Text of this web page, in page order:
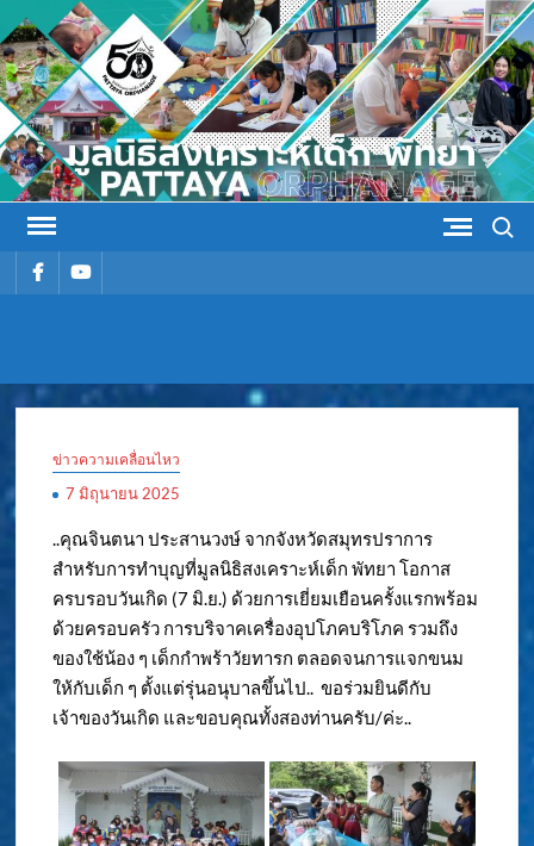
Skip
to
content
รายการรายการ
สงเคราะห์
ข่าวความเคลื่อนไหว
7 มิถุนายน 2025
..คุณจินตนา ประสานวงษ์ จากจังหวัดสมุทรปราการ
สำหรับการทำบุญที่มูลนิธิสงเคราะห์เด็ก พัทยา โอกาส
ครบรอบวันเกิด (7 มิ.ย.) ด้วยการเยี่ยมเยือนครั้งแรกพร้อม
ด้วยครอบครัว การบริจาคเครื่องอุปโภคบริโภค รวมถึง
ของใช้น้อง ๆ เด็กกำพร้าวัยทารก ตลอดจนการแจกขนม
ให้กับเด็ก ๆ ตั้งแต่รุ่นอนุบาลขึ้นไป.. ขอร่วมยินดีกับ
เจ้าของวันเกิด และขอบคุณทั้งสองท่านครับ/ค่ะ..